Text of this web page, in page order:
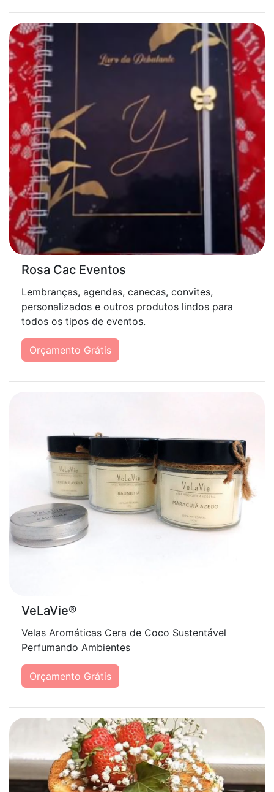
Rosa Cac Eventos
Lembranças, agendas, canecas, convites,
personalizados e outros produtos lindos para
todos os tipos de eventos.
Orçamento Grátis
VeLaVie®
Velas Aromáticas Cera de Coco Sustentável
Perfumando Ambientes
Orçamento Grátis